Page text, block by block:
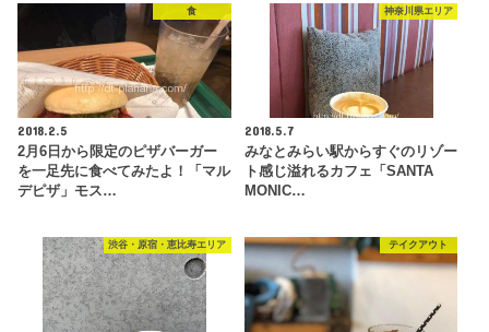
食
2018.2.5
2月6日から限定のピザバーガー
を一足先に食べてみたよ！「マル
デピザ」モス…
神奈川県エリア
2018.5.7
みなとみらい駅からすぐのリゾー
ト感じ溢れるカフェ「SANTA
MONIC…
渋谷・原宿・恵比寿エリア テイクアウト